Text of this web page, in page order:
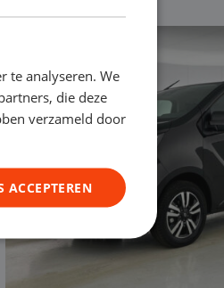
te analyseren. We
die deze
verzameld door
ACCEPTEREN